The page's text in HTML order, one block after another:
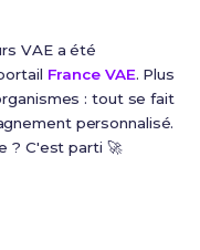
VAE a été
France VAE. Plus
: tout se fait
personnalisé.
? C'est parti 🚀